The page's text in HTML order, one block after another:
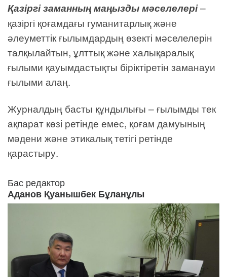
Қазіргі заманның маңызды мәселелері–
қазіргі қоғамдағы гуманитарлық және
әлеуметтік ғылымдардың өзекті мәселелерін
талқылайтын, ұлттық және халықаралық
ғылыми қауымдастықты біріктіретін заманауи
ғылыми алаң.
Журналдың басты құндылығы – ғылымды тек
ақпарат көзі ретінде емес, қоғам дамуының
мәдени және этикалық тетігі ретінде
қарастыру.
Бас редактор
Аданов Қуанышбек Бұланұлы